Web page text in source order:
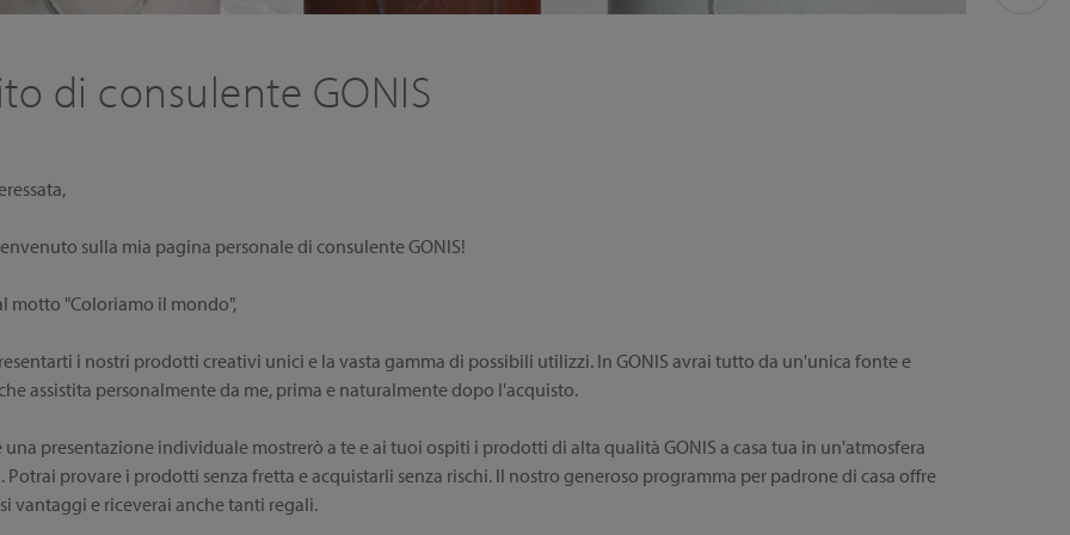
di consulente GONIS
sulla mia pagina personale di consulente GONIS!
motto "Coloriamo il mondo",
i nostri prodotti creativi unici e la vasta gamma di possibili utilizzi. In GONIS avrai tutto da un'unica fonte e
assistita personalmente da me, prima e naturalmente dopo l'acquisto.
presentazione individuale mostrerò a te e ai tuoi ospiti i prodotti di alta qualità GONIS a casa tua in un'atmosfera
Potrai provare i prodotti senza fretta e acquistarli senza rischi. Il nostro generoso programma per padrone di casa offre
vantaggi e riceverai anche tanti regali.